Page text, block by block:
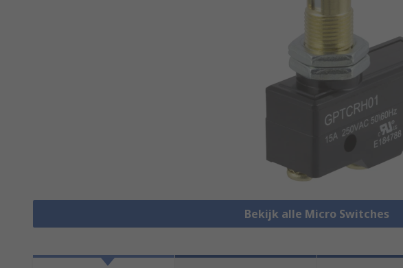
Bekijk alle Micro Switches